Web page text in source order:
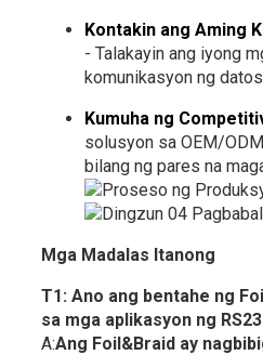
Kontakin ang Aming
- Talakayin ang iyong
komunikasyon ng datos
Kumuha ng
solusyon sa OEM/
bilang ng pares na
Mga Madalas Itanong
T1: Ano ang bentahe ng
sa mga aplikasyon ng
A:Ang Foil&Braid ay